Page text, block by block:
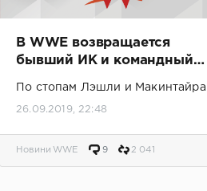
В WWE возвращается
бывший ИК и командный
По стопам Лэшли и Макинтайра
26.09.2019, 22:48
Новини WWE 9 2 041